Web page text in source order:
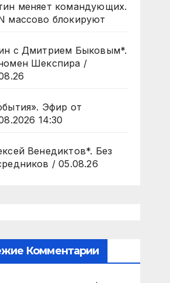
меняет командующих.
массово блокируют
с Дмитрием Быковым*.
Шекспира /
Эфир от
14:30
Венедиктов*. Без
/ 05.08.26
Комментарии